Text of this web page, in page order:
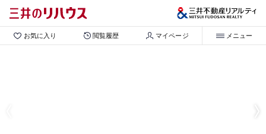
お気に入り 閲覧履歴 マイページ メニュー